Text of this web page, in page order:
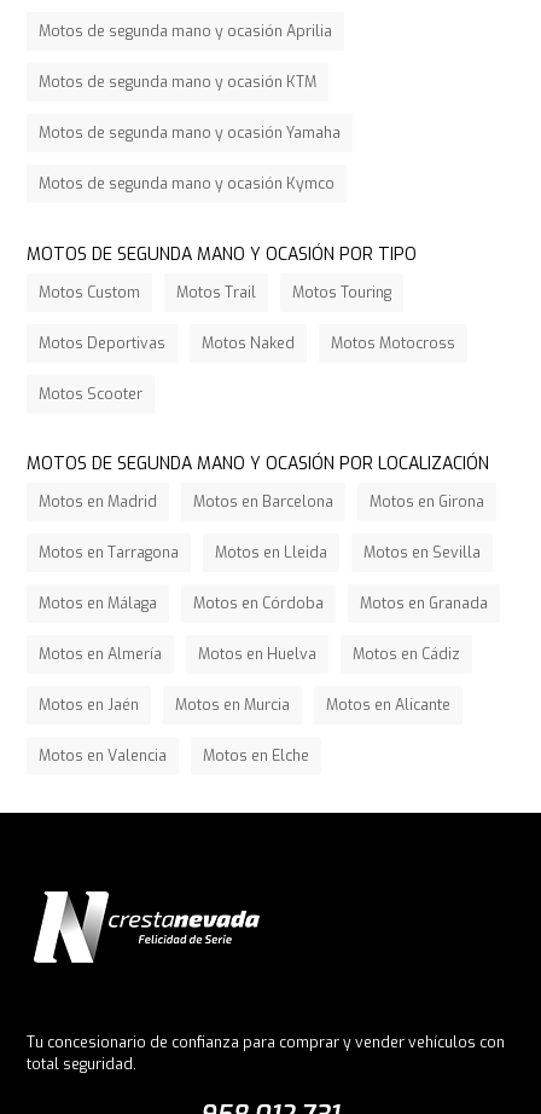
Motos de segunda mano y ocasión Aprilia
Motos de segunda mano y ocasión KTM
Motos de segunda mano y ocasión Yamaha
Motos de segunda mano y ocasión Kymco
MOTOS DE SEGUNDA MANO Y OCASIÓN POR TIPO
Motos Custom Motos Trail Motos Touring
Motos Deportivas Motos Naked Motos Motocross
Motos Scooter
MOTOS DE SEGUNDA MANO Y OCASIÓN POR LOCALIZACIÓN
Motos en Madrid Motos en Barcelona Motos en Girona
Motos en Tarragona Motos en Lleida Motos en Sevilla
Motos en Málaga Motos en Córdoba Motos en Granada
Motos en Almería Motos en Huelva Motos en Cádiz
Motos en Jaén Motos en Murcia Motos en Alicante
Motos en Valencia Motos en Elche
Tu concesionario de confianza para comprar y vender vehículos con
total seguridad.